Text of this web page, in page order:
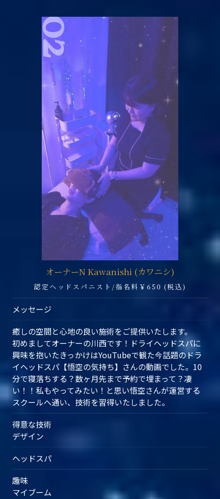
オーナーN Kawanishi (カワニシ)
認定ヘッドスパニスト/指名料￥650 (税込)
メッセージ
癒しの空間と心地の良い施術をご提供いたします。
初めましてオーナーの川西です！ドライヘッドスパに
興味を抱いたきっかけはYouTubeで観た今話題のドラ
イヘッドスパ【悟空の気持ち】さんの動画でした。10
分で寝落ちする？数ヶ月先まで予約で埋まって？凄
い！！私もやってみたい！と思い悟空さんが運営する
スクールへ通い、技術を習得いたしました。
得意な技術
デザイン
ヘッドスパ
趣味
マイブーム